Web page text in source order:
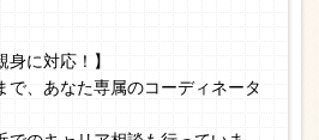
身に対応！】
で、あなた専属のコーディネータ